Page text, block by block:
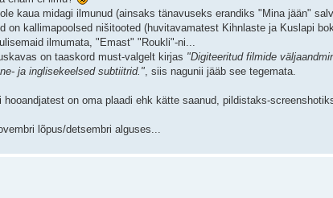
kaua midagi ilmunud (ainsaks tänavuseks erandiks "Mina jään"
on kallimapoolsed nišitooted (huvitavamatest Kihnlaste ja Kuslapi
ilmumata, "Emast" "Roukli"-ni...
on taaskord must-valgelt kirjas "Digiteeritud filmide
ja inglisekeelsed subtiitrid." , siis nagunii jääb see tegemata.
on oma plaadi ehk kätte saanud, pildistaks-
lõpus/detsembri alguses...